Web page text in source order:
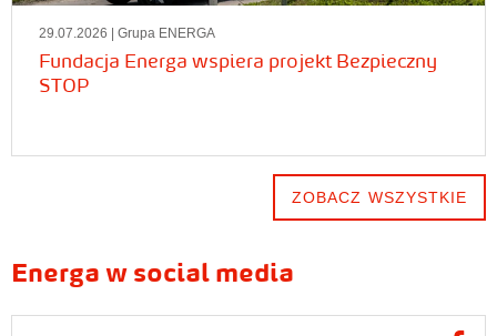
29.07.2026 | Grupa ENERGA
Fundacja Energa wspiera projekt Bezpieczny
STOP
ZOBACZ WSZYSTKIE
Energa w social media